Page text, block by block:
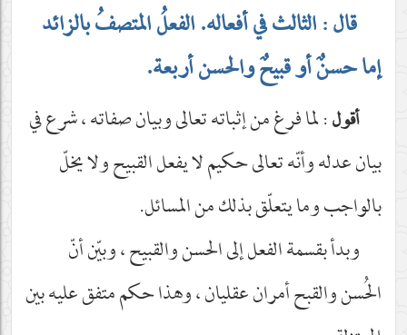
قال : الثالث في أفعاله. الفعلُ المتصفُ بالزائد
إما حسنٌ أو قبيحٌ والحسن أربعة.
أقول: لما فرغ من إثباته تعالى وبيان صفاته ، شرع في
بيان عدله وأنّه تعالى حكيم لا يفعل القبيح ولا يخلّ
بالواجب وما يتعلّق بذلك من المسائل.
وبدأ بقسمة الفعل إلى الحسن والقبيح ، وبيّن أنّ
الحُسن والقبح أمران عقليان ، وهذا حكم متفق عليه بين